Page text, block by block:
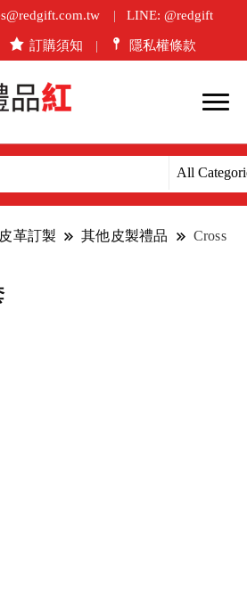
LINE: @redgift
訂購須知 隱私權條款
革訂製 其他皮製禮品
Cross